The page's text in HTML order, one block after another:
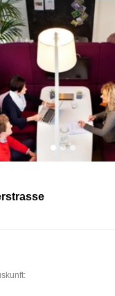
90, Wil